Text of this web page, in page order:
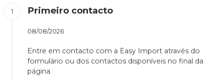
Primeiro contacto
08/08/2026
Entre em contacto com a Easy Import através do
formulário ou dos contactos disponíveis no final da
página